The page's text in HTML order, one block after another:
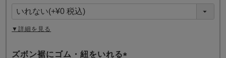
須
)
▼詳細を見る
ズボン裾にゴム・紐をいれる